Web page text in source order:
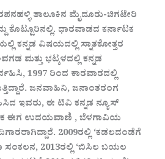
ತಾಲೂಕಿನ ಮೈದೂರು-ಚಿಗಟೇರಿ
ಧಾರವಾಡದ ಕರ್ನಾಟಕ
ಕನ್ನಡ ವಿಷಯದಲ್ಲಿ ಸ್ನಾತಕೋತ್ತರ
ಮತ್ತು ಭಟ್ಕಳದಲ್ಲಿ ಕನ್ನಡ
1997 ರಿಂದ ಕಾರವಾರದಲ್ಲಿ
ಜನವಾಹಿನಿ, ಜನಾಂತರಂಗ
ಇವರು, ಈ ಟಿವಿ ಕನ್ನಡ ನ್ಯೂಸ್
ಈಗ ಉದಯವಾಣಿ , ಬೆಳಗಾವಿಯ
2009ರಲ್ಲಿ ‘ಕಡಲದಂಡೆಗೆ
2013ರಲ್ಲಿ ‘ಬಿಸಿಲ ಬಯಲ